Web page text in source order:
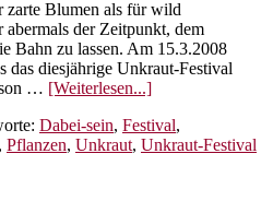
zarte Blumen als für wild
der Zeitpunkt, dem
Bahn zu lassen. Am 15.3.2008
diesjährige Unkraut-Festival
… [Weiterlesen...]ÜberUnkraut
2008
Dabei-sein, Festival,
, Pflanzen, Unkraut, Unkraut-Festival